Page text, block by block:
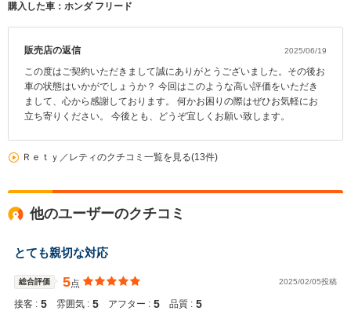
購入した車：ホンダ フリード
販売店の返信 2025/06/19
この度はご契約いただきまして誠にありがとうございました。その後お
車の状態はいかがでしょうか？ 今回はこのような高い評価をいただき
まして、心から感謝しております。 何かお困りの際はぜひお気軽にお
立ち寄りください。 今後とも、どうぞ宜しくお願い致します。
Ｒｅｔｙ／レティのクチコミ一覧を見る(13件)
他のユーザーのクチコミ
とても親切な対応
総合評価 5点 2025/02/05投稿
接客 : 5 雰囲気 : 5 アフター : 5 品質 : 5